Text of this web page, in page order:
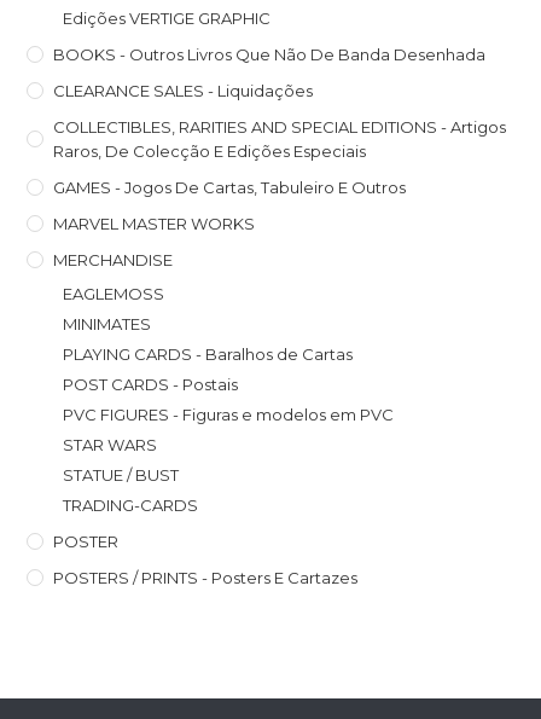
Edições VERTIGE GRAPHIC
BOOKS - Outros Livros Que Não De Banda Desenhada
CLEARANCE SALES - Liquidações
COLLECTIBLES, RARITIES AND SPECIAL EDITIONS - Artigos
Raros, De Colecção E Edições Especiais
GAMES - Jogos De Cartas, Tabuleiro E Outros
MARVEL MASTER WORKS
MERCHANDISE
EAGLEMOSS
MINIMATES
PLAYING CARDS - Baralhos de Cartas
POST CARDS - Postais
PVC FIGURES - Figuras e modelos em PVC
STAR WARS
STATUE / BUST
TRADING-CARDS
POSTER
POSTERS / PRINTS - Posters E Cartazes